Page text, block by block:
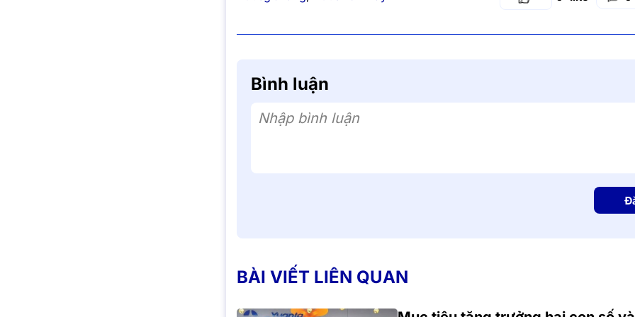
Bình luận
Nhập bình luận
BÀI VIẾT LIÊN QUAN